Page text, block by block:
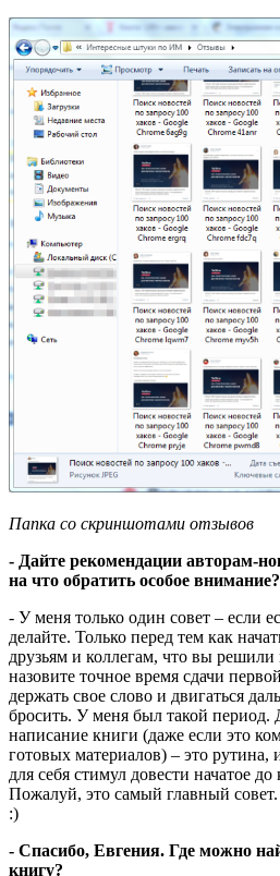
Папка со скриншотами отзывов
- Дайте рекомендации авторам-
на что обратить особое внимание?
- У меня только один совет – если
делайте. Только перед тем как
друзьям и коллегам, что вы решили
назовите точное время сдачи
держать свое слово и двигаться
бросить. У меня был такой период.
написание книги (даже если это
готовых материалов) – это рутина,
для себя стимул довести начатое до
Пожалуй, это самый главный
:)
- Спасибо, Евгения. Где можно
книгу?